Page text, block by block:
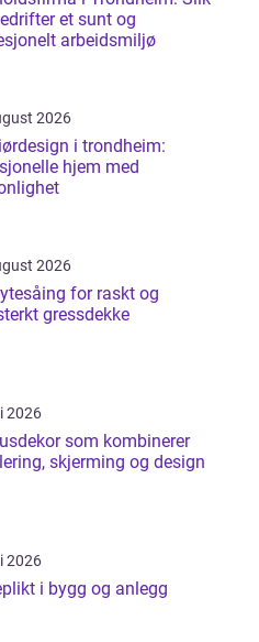
et sunt og
arbeidsmiljø
2026
i trondheim:
hjem med
2026
for raskt og
gressdekke
2026
som kombinerer
skjerming og design
2026
i bygg og anlegg